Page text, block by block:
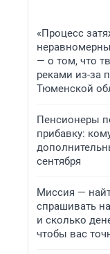
«Процесс
— о том, что
реками из-за
Тюменской
Пенсионеры
прибавку:
сентября
Миссия —
спрашивать
и сколько
чтобы вас